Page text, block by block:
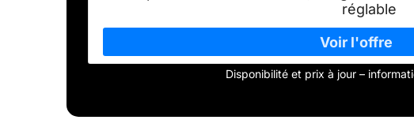
réglable
Disponibilité et prix à jour –